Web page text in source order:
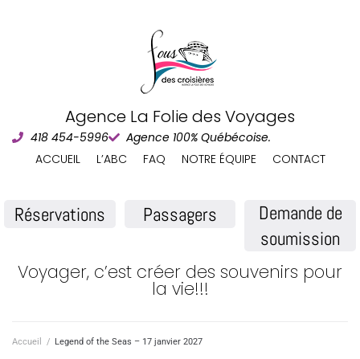
Agence La Folie des Voyages
418 454-5996
Agence 100% Québécoise.
ACCUEIL
L’ABC FAQ NOTRE ÉQUIPE CONTACT
Réservations Passagers
Demande de
soumission
Voyager, c’est créer des souvenirs pour
la vie!!!
Accueil / Legend of the Seas – 17 janvier 2027